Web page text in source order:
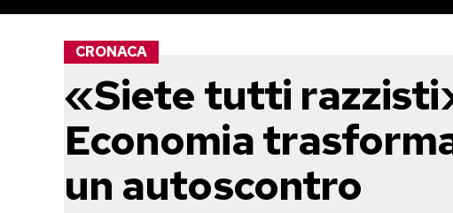
CRONACA
«Siete tutti
Economia
un autoscontro